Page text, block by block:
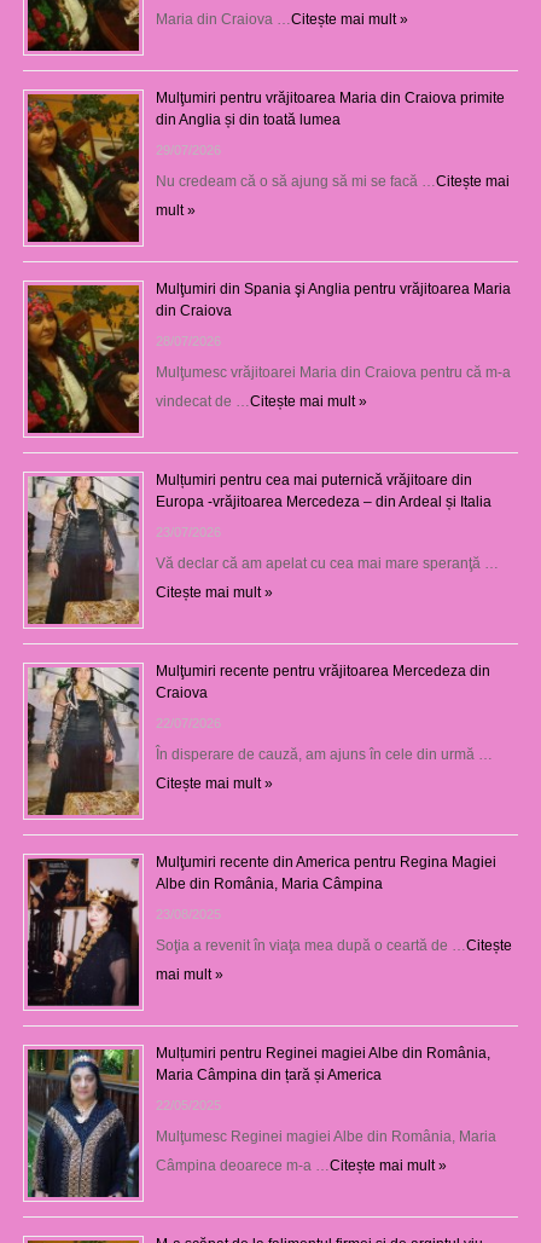
Maria din Craiova … Citește mai mult »
Mulţumiri pentru vrăjitoarea Maria din Craiova primite
din Anglia și din toată lumea
29/07/2026
Nu credeam că o să ajung să mi se facă … Citește mai
mult »
Mulţumiri din Spania şi Anglia pentru vrăjitoarea Maria
din Craiova
28/07/2026
Mulţumesc vrăjitoarei Maria din Craiova pentru că m-a
vindecat de … Citește mai mult »
Mulțumiri pentru cea mai puternică vrăjitoare din
Europa -vrăjitoarea Mercedeza – din Ardeal și Italia
23/07/2026
Vă declar că am apelat cu cea mai mare speranţă …
Citește mai mult »
Mulţumiri recente pentru vrăjitoarea Mercedeza din
Craiova
22/07/2026
În disperare de cauză, am ajuns în cele din urmă …
Citește mai mult »
Mulţumiri recente din America pentru Regina Magiei
Albe din România, Maria Câmpina
23/08/2025
Soţia a revenit în viaţa mea după o ceartă de … Citește
mai mult »
Mulțumiri pentru Reginei magiei Albe din România,
Maria Câmpina din țară și America
22/05/2025
Mulţumesc Reginei magiei Albe din România, Maria
Câmpina deoarece m-a … Citește mai mult »